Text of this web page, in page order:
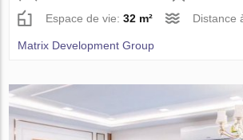
Espace de vie:32 m² Distance
Matrix Development Group